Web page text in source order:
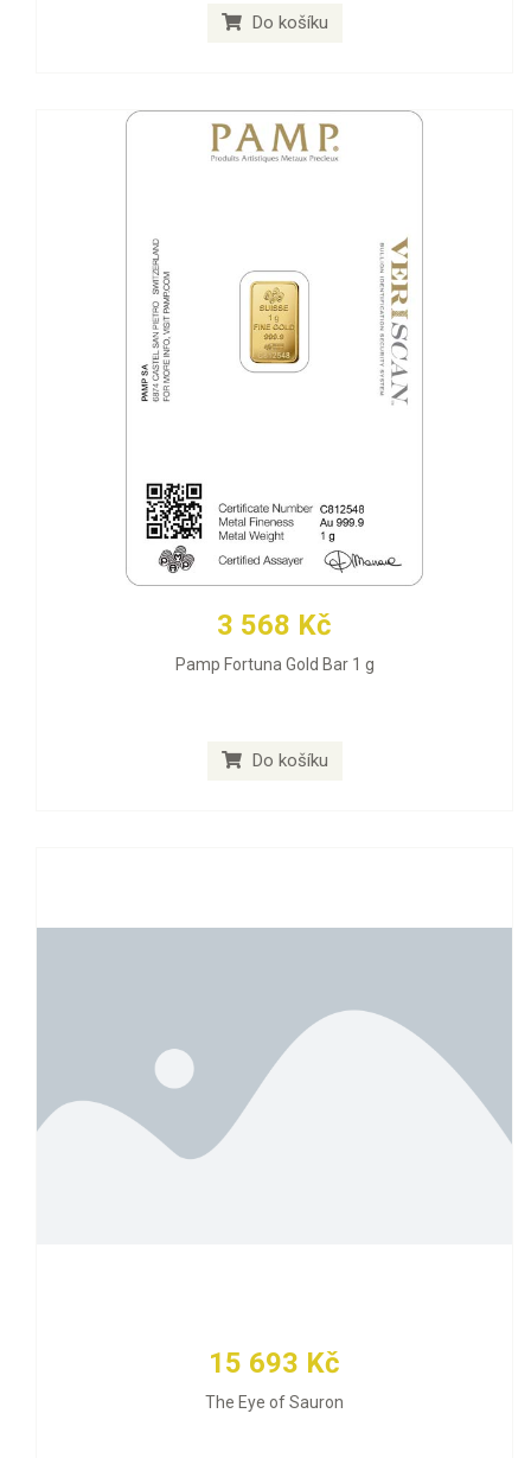
Do košíku
3 568 Kč
Pamp Fortuna Gold Bar 1 g
Do košíku
15 693 Kč
The Eye of Sauron